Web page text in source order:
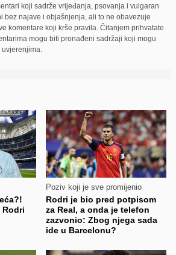
koji sadrže vrijeđanja, psovanja i vulgaran
bez najave i objašnjenja, ali to ne obavezuje
komentare koji krše pravila. Čitanjem prihvatate
mogu biti pronađeni sadržaji koji mogu
Rodri
Poziv koji je sve promijenio
Rodri je bio pred potpisom
za Real, a onda je telefon
zazvonio: Zbog njega sada
ide u Barcelonu?